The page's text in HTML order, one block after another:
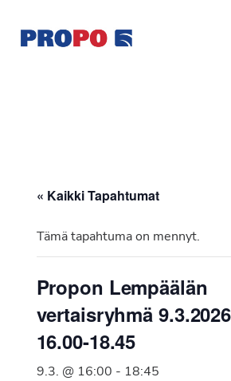
pääsisältöön
alatunnisteeseen
Ry
vuonna
Suomen
Syöpäyhdistyksen
jäsenjärjestö.
« Kaikki Tapahtumat
Tämä tapahtuma on mennyt.
Propon Lempäälän
vertaisryhmä
16.00-18.45
9.3. @ 16:00 - 18:45